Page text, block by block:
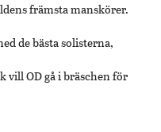
främsta manskörer.
de bästa solisterna,
vill OD gå i bräschen för